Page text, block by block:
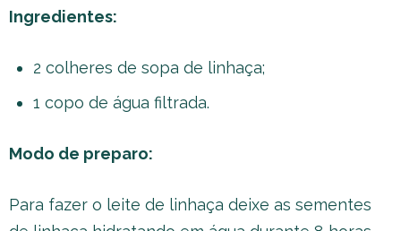
Ingredientes:
2 colheres de sopa de linhaça;
1 copo de água filtrada.
Modo de preparo:
Para fazer o leite de linhaça deixe as sementes